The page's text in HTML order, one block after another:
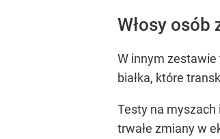
Włosy osób
W innym zestawie
białka, które
Testy na myszach
trwałe zmiany w